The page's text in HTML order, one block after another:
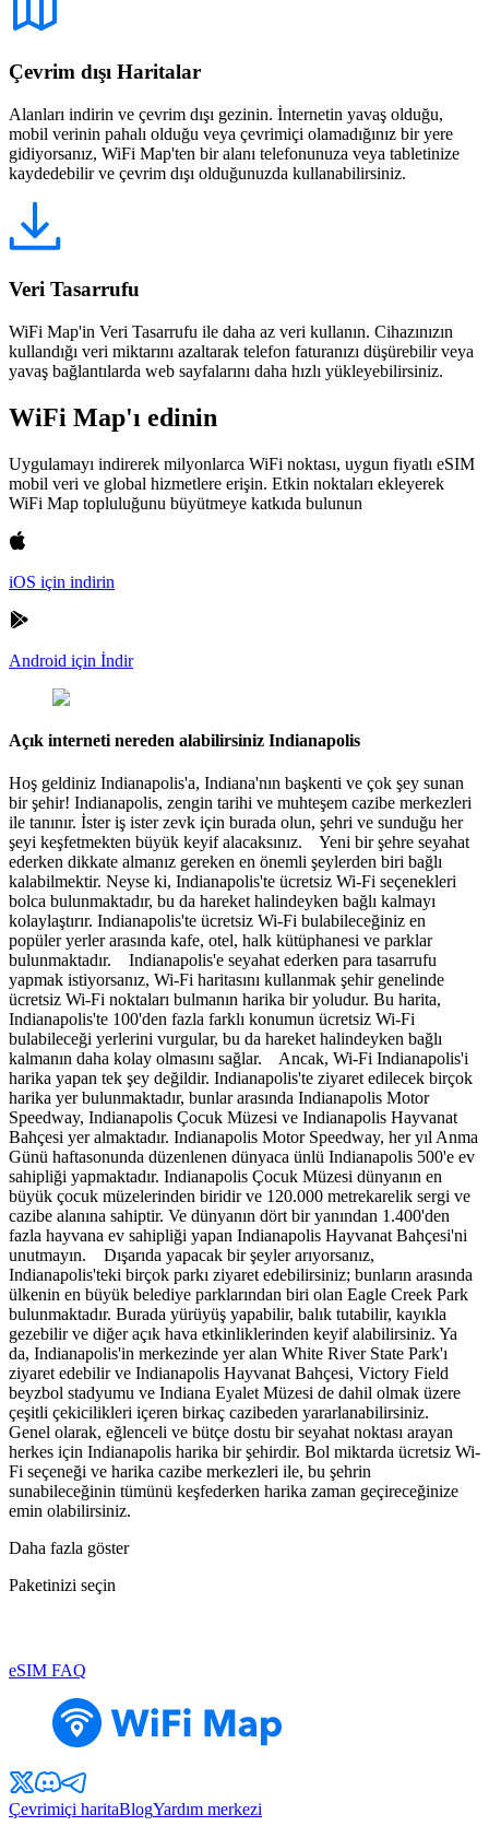
Çevrim dışı Haritalar
Alanları indirin ve çevrim dışı gezinin. İnternetin yavaş olduğu,
mobil verinin pahalı olduğu veya çevrimiçi olamadığınız bir yere
gidiyorsanız, WiFi Map'ten bir alanı telefonunuza veya tabletinize
kaydedebilir ve çevrim dışı olduğunuzda kullanabilirsiniz.
Veri Tasarrufu
WiFi Map'in Veri Tasarrufu ile daha az veri kullanın. Cihazınızın
kullandığı veri miktarını azaltarak telefon faturanızı düşürebilir veya
yavaş bağlantılarda web sayfalarını daha hızlı yükleyebilirsiniz.
WiFi Map'ı edinin
Uygulamayı indirerek milyonlarca WiFi noktası, uygun fiyatlı eSIM
mobil veri ve global hizmetlere erişin. Etkin noktaları ekleyerek
WiFi Map topluluğunu büyütmeye katkıda bulunun
iOS için indirin
Android için İndir
Açık interneti nereden alabilirsiniz Indianapolis
Hoş geldiniz Indianapolis'a, Indiana'nın başkenti ve çok şey sunan
bir şehir! Indianapolis, zengin tarihi ve muhteşem cazibe merkezleri
ile tanınır. İster iş ister zevk için burada olun, şehri ve sunduğu her
şeyi keşfetmekten büyük keyif alacaksınız. Yeni bir şehre seyahat
ederken dikkate almanız gereken en önemli şeylerden biri bağlı
kalabilmektir. Neyse ki, Indianapolis'te ücretsiz Wi-Fi seçenekleri
bolca bulunmaktadır, bu da hareket halindeyken bağlı kalmayı
kolaylaştırır. Indianapolis'te ücretsiz Wi-Fi bulabileceğiniz en
popüler yerler arasında kafe, otel, halk kütüphanesi ve parklar
bulunmaktadır. Indianapolis'e seyahat ederken para tasarrufu
yapmak istiyorsanız, Wi-Fi haritasını kullanmak şehir genelinde
ücretsiz Wi-Fi noktaları bulmanın harika bir yoludur. Bu harita,
Indianapolis'te 100'den fazla farklı konumun ücretsiz Wi-Fi
bulabileceği yerlerini vurgular, bu da hareket halindeyken bağlı
kalmanın daha kolay olmasını sağlar. Ancak, Wi-Fi Indianapolis'i
harika yapan tek şey değildir. Indianapolis'te ziyaret edilecek birçok
harika yer bulunmaktadır, bunlar arasında Indianapolis Motor
Speedway, Indianapolis Çocuk Müzesi ve Indianapolis Hayvanat
Bahçesi yer almaktadır. Indianapolis Motor Speedway, her yıl Anma
Günü haftasonunda düzenlenen dünyaca ünlü Indianapolis 500'e ev
sahipliği yapmaktadır. Indianapolis Çocuk Müzesi dünyanın en
büyük çocuk müzelerinden biridir ve 120.000 metrekarelik sergi ve
cazibe alanına sahiptir. Ve dünyanın dört bir yanından 1.400'den
fazla hayvana ev sahipliği yapan Indianapolis Hayvanat Bahçesi'ni
unutmayın. Dışarıda yapacak bir şeyler arıyorsanız,
Indianapolis'teki birçok parkı ziyaret edebilirsiniz; bunların arasında
ülkenin en büyük belediye parklarından biri olan Eagle Creek Park
bulunmaktadır. Burada yürüyüş yapabilir, balık tutabilir, kayıkla
gezebilir ve diğer açık hava etkinliklerinden keyif alabilirsiniz. Ya
da, Indianapolis'in merkezinde yer alan White River State Park'ı
ziyaret edebilir ve Indianapolis Hayvanat Bahçesi, Victory Field
beyzbol stadyumu ve Indiana Eyalet Müzesi de dahil olmak üzere
çeşitli çekicilikleri içeren birkaç cazibeden yararlanabilirsiniz.
Genel olarak, eğlenceli ve bütçe dostu bir seyahat noktası arayan
herkes için Indianapolis harika bir şehirdir. Bol miktarda ücretsiz Wi-
Fi seçeneği ve harika cazibe merkezleri ile, bu şehrin
sunabileceğinin tümünü keşfederken harika zaman geçireceğinize
emin olabilirsiniz.
Daha fazla göster
Paketinizi seçin
eSIM FAQ
Çevrimiçi haritaBlogYardım merkezi